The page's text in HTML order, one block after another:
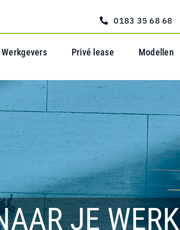
0183 35 68 68
Werkgevers Privé lease Modellen
JE WERK